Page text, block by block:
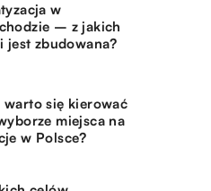
w
– z jakich
jest zbudowana?
warto się kierować
miejsca na
w Polsce?